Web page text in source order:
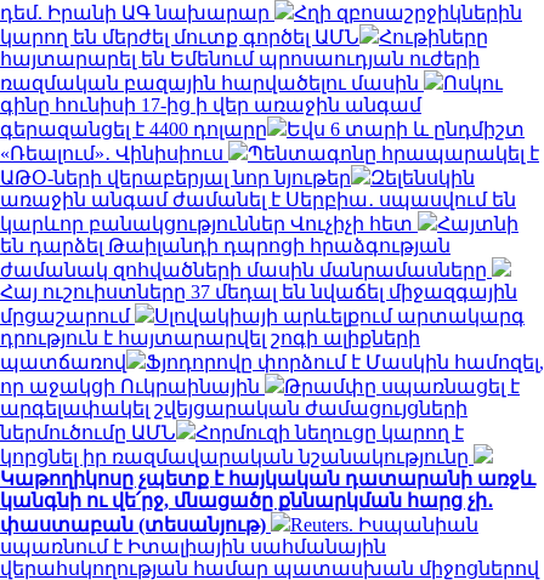
դեմ. Իրանի ԱԳ նախարար
Հղի զբոսաշրջիկներին
կարող են մերժել մուտք գործել ԱՄՆ
Հութիները
հայտարարել են Եմենում պրոսաուդյան ուժերի
ռազմական բազային հարվածելու մասին
Ոսկու
գինը հունիսի 17-ից ի վեր առաջին անգամ
գերազանցել է 4400 դոլարը
Եվս 6 տարի և ընդմիշտ
«Ռեալում»․ Վինիսիուս
Պենտագոնը հրապարակել է
ԱԹՕ-ների վերաբերյալ նոր նյութեր
Զելենսկին
առաջին անգամ ժամանել է Սերբիա․ սպասվում են
կարևոր բանակցություններ Վուչիչի հետ
Հայտնի
են դարձել Թաիլանդի դպրոցի հրաձգության
ժամանակ զոհվածների մասին մանրամասները
Հայ ուշուիստները 37 մեդալ են նվաճել միջազգային
մրցաշարում
Սլովակիայի արևելքում արտակարգ
դրություն է հայտարարվել շոգի ալիքների
պատճառով
Ֆյոդորովը փորձում է Մասկին համոզել,
որ աջակցի Ուկրաինային
Թրամփը սպառնացել է
արգելափակել շվեյցարական ժամացույցների
ներմուծումը ԱՄՆ
Հորմուզի նեղուցը կարող է
կորցնել իր ռազմավարական նշանակությունը
Կաթողիկոսը չպետք է հայկական դատարանի առջև
կանգնի ու վե՛րջ, մնացածը քննարկման հարց չի․
փաստաբան (տեսանյութ)
Reuters. Իսպանիան
սպառնում է Իտալիային սահմանային
վերահսկողության համար պատասխան միջոցներով